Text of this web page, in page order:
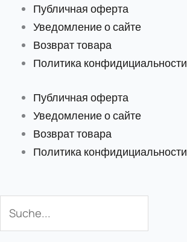
Публичная оферта
Уведомление о сайте
Возврат товара
Политика конфидициальности
Публичная оферта
Уведомление о сайте
Возврат товара
Политика конфидициальности